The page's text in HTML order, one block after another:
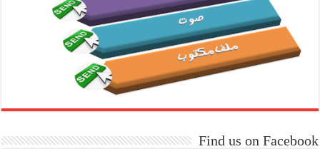
Find us on Facebook